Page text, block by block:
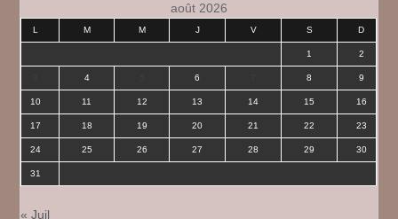
août 2026
L M M J V S D
1 2
4 6 8 9
10 11 12 13 14 15 16
17 18 19 20 21 22 23
24 25 26 27 28 29 30
31
« Juil